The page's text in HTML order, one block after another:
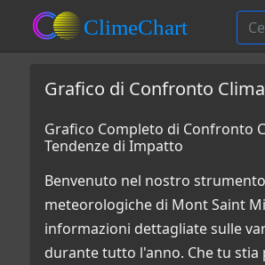
Grafico di Confronto
Grafico Completo di Confronto
Tendenze di Impatto
Benvenuto nel nostro
meteorologiche di Mont Saint
informazioni dettagliate sulle
durante tutto l'anno. Che tu